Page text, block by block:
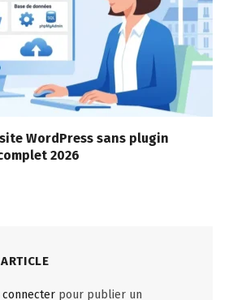
WordPress sans plugin
2026
connecter pour publier un